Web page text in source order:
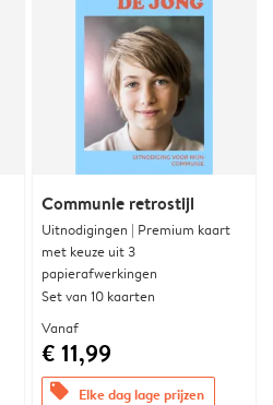
Communie retrostijl
Uitnodigingen | Premium kaart
met keuze uit 3
papierafwerkingen
Set van 10 kaarten
Vanaf
€ 11,99
offers Elke dag lage prijzen